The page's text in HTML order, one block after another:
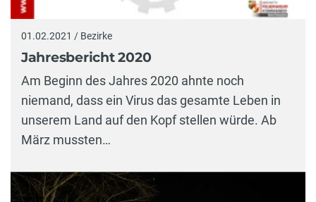
01.02.2021 / Bezirke
Jahresbericht 2020
Am Beginn des Jahres 2020 ahnte noch
niemand, dass ein Virus das gesamte Leben in
unserem Land auf den Kopf stellen würde. Ab
März mussten…